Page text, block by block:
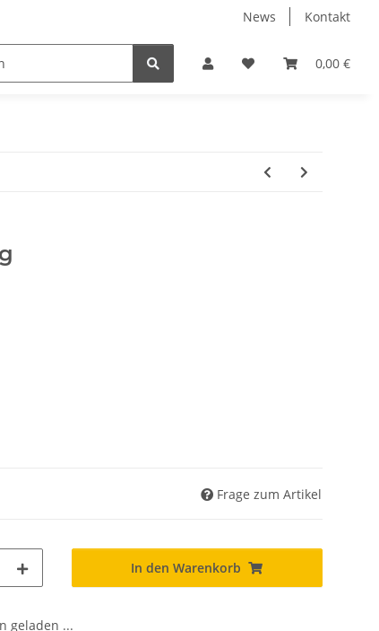
News Kontakt
0,00 €
Neu & OVP Airsoft Handy / Tablet Schutz u.
Frage zum Artikel
In den Warenkorb
geladen ...